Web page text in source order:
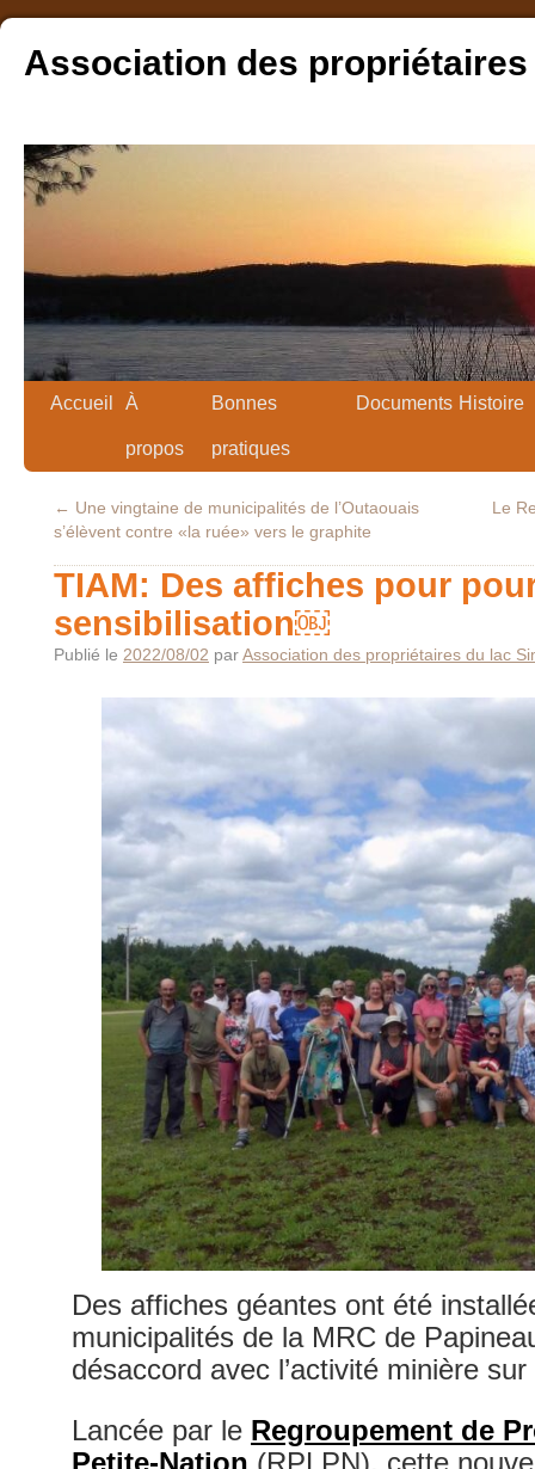
Association des
Accueil À
propos
Bonnes
pratiques
Documents Histoire
← Une vingtaine de municipalités de l’Outaouais
s’élèvent contre «la ruée» vers le graphite
Le
TIAM: Des affiches pour
sensibilisation￼
Publié le 2022/08/02 parAssociation des propriétaires du lac
Des affiches géantes ont été
municipalités de la MRC de
désaccord avec l’activité minière
Lancée par le Regroupement de
Petite-Nation (RPLPN), cette